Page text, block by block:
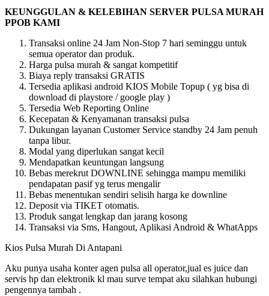
KEUNGGULAN & KELEBIHAN SERVER PULSA MURAH
PPOB KAMI
Transaksi online 24 Jam Non-Stop 7 hari seminggu untuk
semua operator dan produk.
Harga pulsa murah & sangat kompetitif
Biaya reply transaksi GRATIS
Tersedia aplikasi android KIOS Mobile Topup ( yg bisa di
download di playstore / google play )
Tersedia Web Reporting Online
Kecepatan & Kenyamanan transaksi pulsa
Dukungan layanan Customer Service standby 24 Jam penuh
tanpa libur.
Modal yang diperlukan sangat kecil
Mendapatkan keuntungan langsung
Bebas merekrut DOWNLINE sehingga mampu memiliki
pendapatan pasif yg terus mengalir
Bebas menentukan sendiri selisih harga ke downline
Deposit via TIKET otomatis.
Produk sangat lengkap dan jarang kosong
Transaksi via Sms, Hangout, Aplikasi Android & WhatApps
Kios Pulsa Murah Di Antapani
Aku punya usaha konter agen pulsa all operator,jual es juice dan
servis hp dan elektronik kl mau surve tempat aku silahkan hubungi
pengennya tambah .